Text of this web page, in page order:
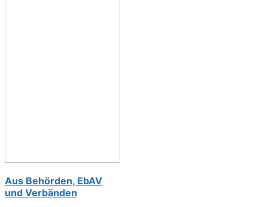
Aus Behörden, EbAV
und Verbänden